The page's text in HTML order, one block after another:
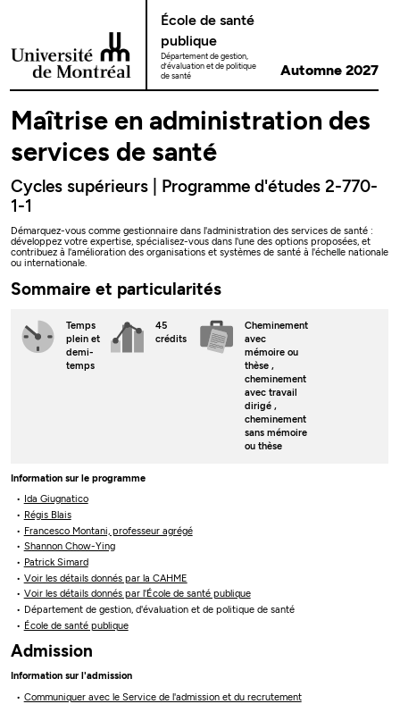
École de santé
publique
Département de gestion,
d’évaluation et de politique
de santé
Automne 2027
Maîtrise en administration des
services de santé
Cycles supérieurs | Programme d'études 2-770-
1-1
Démarquez-vous comme gestionnaire dans l'administration des services de santé :
développez votre expertise, spécialisez-vous dans l'une des options proposées, et
contribuez à l'amélioration des organisations et systèmes de santé à l'échelle nationale
ou internationale.
Sommaire et particularités
Temps
plein et
demi-
temps
45
crédits
Cheminement
avec
mémoire ou
thèse ,
cheminement
avec travail
dirigé ,
cheminement
sans mémoire
ou thèse
Information sur le programme
Ida Giugnatico
Régis Blais
Francesco Montani, professeur agrégé
Shannon Chow-Ying
Patrick Simard
Voir les détails donnés par la CAHME
Voir les détails donnés par l'École de santé publique
Département de gestion, d'évaluation et de politique de santé
École de santé publique
Admission
Information sur l'admission
Communiquer avec le Service de l'admission et du recrutement